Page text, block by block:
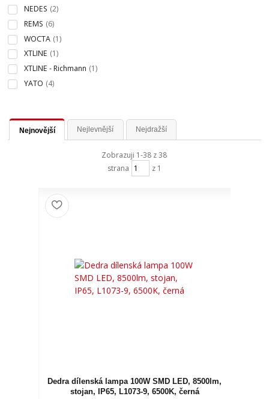
NEDES (2)
REMS (6)
WOCTA (1)
XTLINE (1)
XTLINE - Richmann (1)
YATO (4)
Nejnovější Nejlevnější Nejdražší
Zobrazuji 1-38 z 38
strana
z 1
Dedra dílenská lampa 100W SMD LED, 8500lm,
stojan, IP65, L1073-9, 6500K, černá